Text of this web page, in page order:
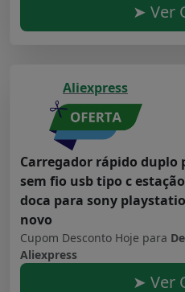
➤ Ver
Aliexpress
Carregador rápido duplo
sem fio usb tipo c
doca para sony
novo
Cupom Desconto Hoje para
Aliexpress
➤ Ver